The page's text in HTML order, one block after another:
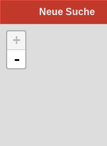
Neue Suche
+
-